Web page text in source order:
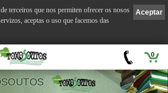
0
Aceptar
terceiros que nos permiten ofrecer os nosos
aceptas o uso que facemos das